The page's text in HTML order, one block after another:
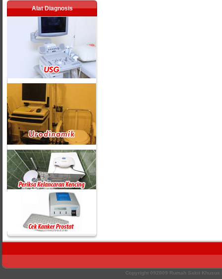
Alat Diagnosis
Copyright 092009 Rumah Sakit Khusus